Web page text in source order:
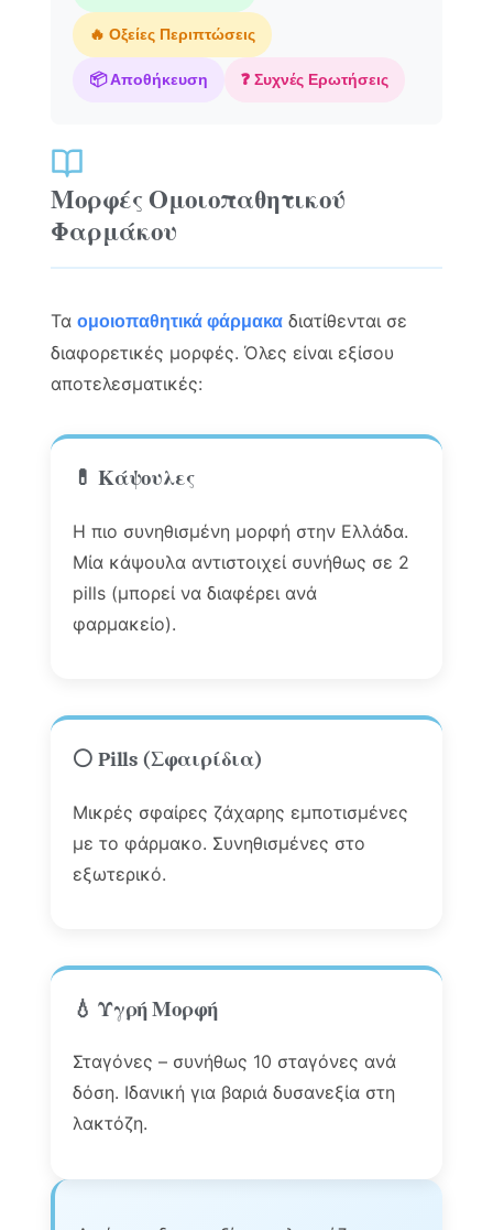
🔥 Οξείες Περιπτώσεις
📦 Αποθήκευση ❓ Συχνές Ερωτήσεις
Μορφές Ομοιοπαθητικού
Φαρμάκου
Ταομοιοπαθητικά φάρμακα διατίθενται σε
διαφορετικές μορφές. Όλες είναι εξίσου
αποτελεσματικές:
💊 Κάψουλες
Η πιο συνηθισμένη μορφή στην Ελλάδα.
Μία κάψουλα αντιστοιχεί συνήθως σε 2
pills (μπορεί να διαφέρει ανά
φαρμακείο).
⚪ Pills (Σφαιρίδια)
Μικρές σφαίρες ζάχαρης εμποτισμένες
με το φάρμακο. Συνηθισμένες στο
εξωτερικό.
💧 Υγρή Μορφή
Σταγόνες – συνήθως 10 σταγόνες ανά
δόση. Ιδανική για βαριά δυσανεξία στη
λακτόζη.